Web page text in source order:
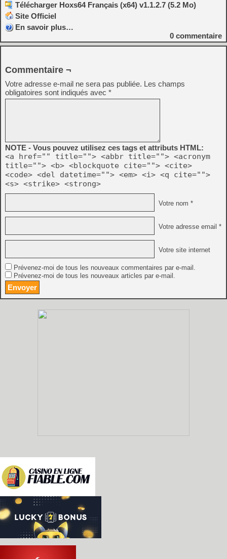
Télécharger Hoxs64 Français (x64) v1.1.2.7 (5.2 Mo)
Site Officiel
En savoir plus…
0 commentaire
Commentaire ¬
Votre adresse e-mail ne sera pas publiée. Les champs
obligatoires sont indiqués avec *
NOTE - Vous pouvez utilisez ces tags et attributs HTML:
<a href="" title=""> <abbr title=""> <acronym
title=""> <b> <blockquote cite=""> <cite>
<code> <del datetime=""> <em> <i> <q cite="">
<s> <strike> <strong>
Votre nom *
Votre adresse email *
Votre site internet
Prévenez-moi de tous les nouveaux commentaires par e-mail.
Prévenez-moi de tous les nouveaux articles par e-mail.